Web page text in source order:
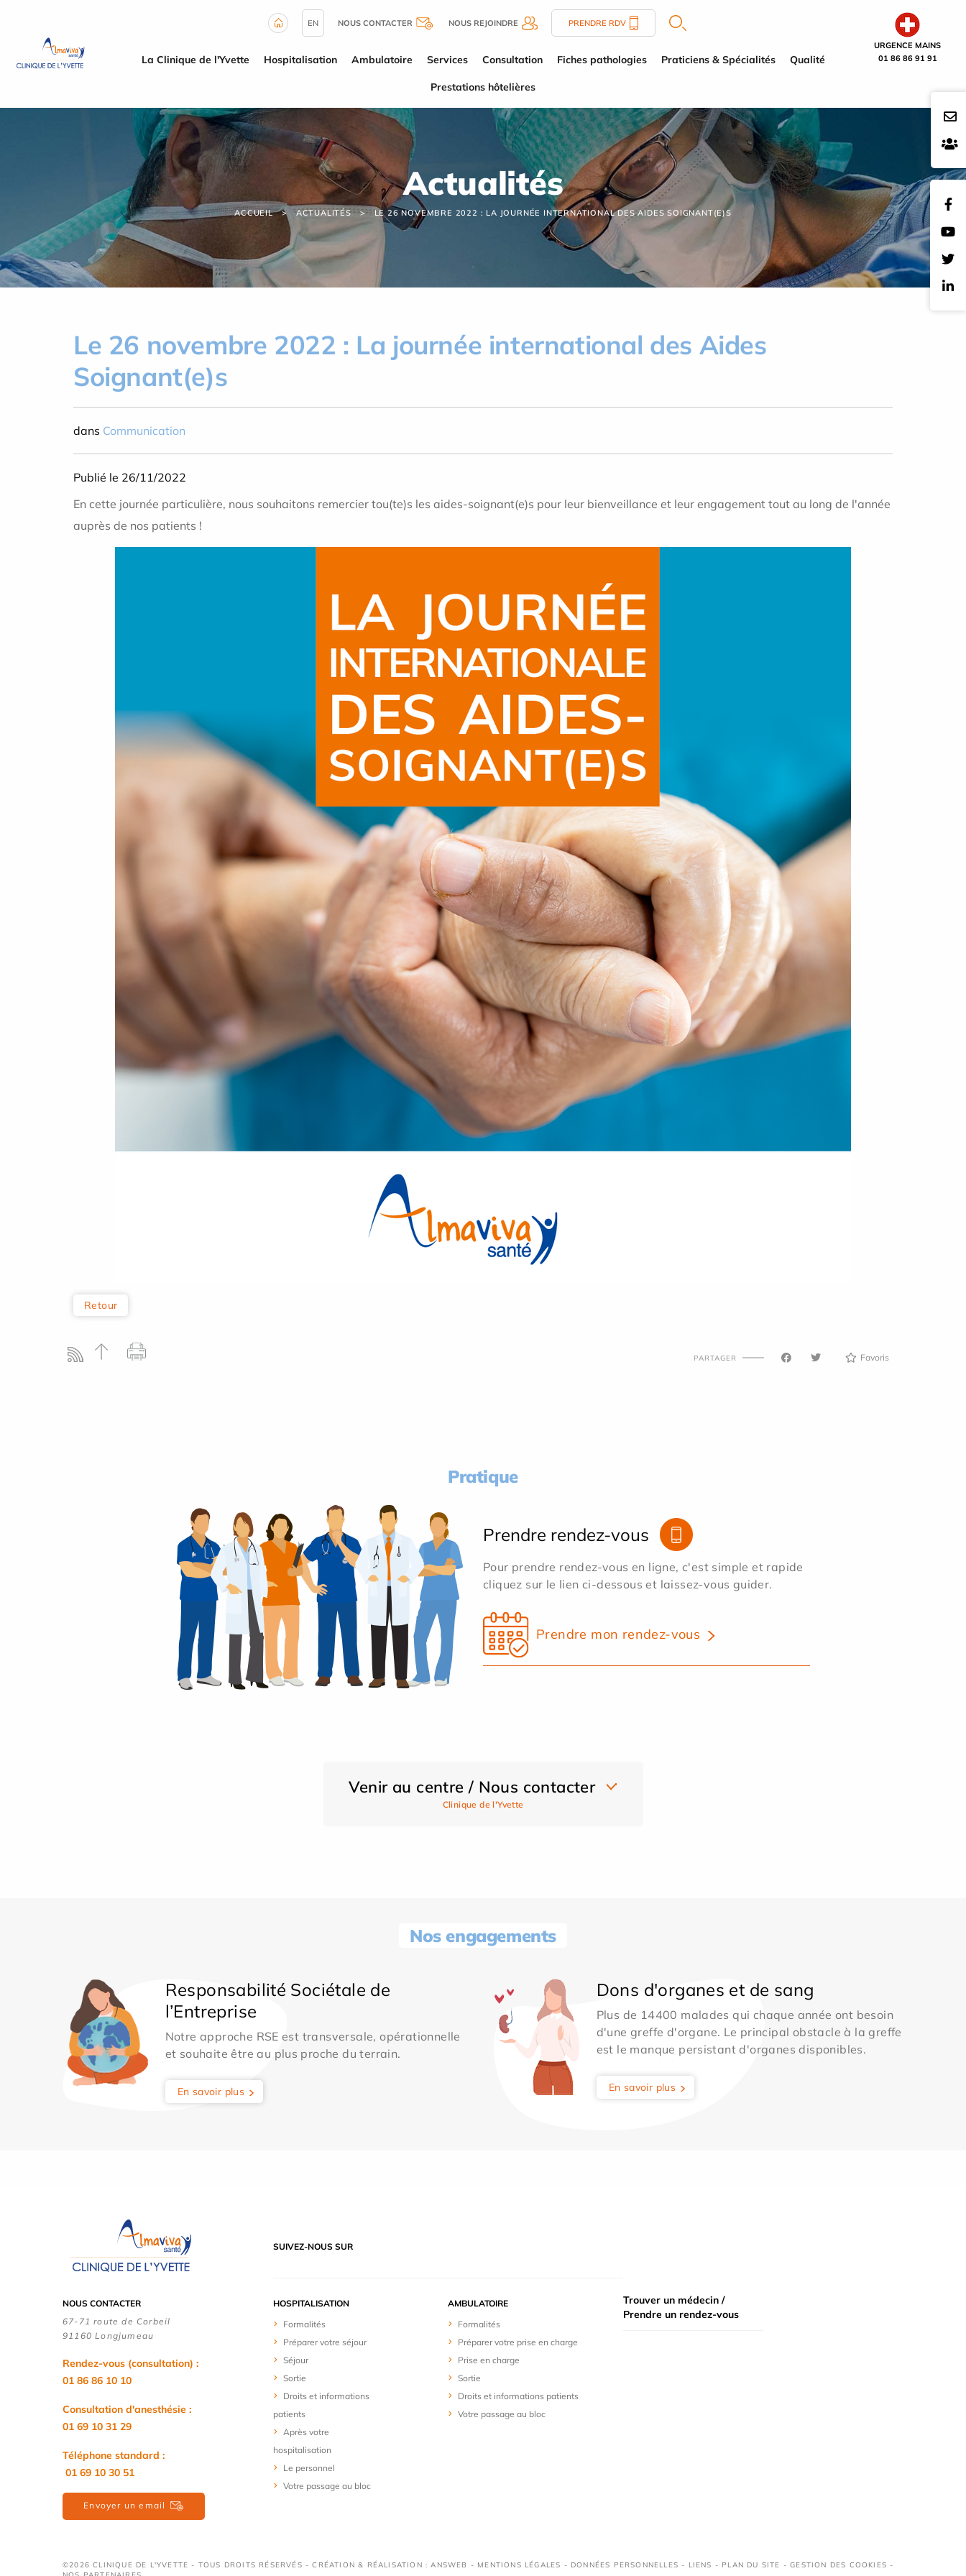
URGENCE MAINS
01 86 86 91 91
EN NOUS CONTACTER NOUS REJOINDRE PRENDRE RDV
La Clinique de l'Yvette Hospitalisation Ambulatoire Services Consultation Fiches pathologies Praticiens & Spécialités Qualité
Prestations hôtelières
Actualités
ACCUEIL ACTUALITÉS LE 26 NOVEMBRE 2022 : LA JOURNÉE INTERNATIONAL DES AIDES SOIGNANT(E)S
Le 26 novembre 2022 : La journée international des Aides
Soignant(e)s
dans Communication
Publié le 26/11/2022
En cette journée particulière, nous souhaitons remercier tou(te)s les aides-soignant(e)s pour leur bienveillance et leur engagement tout au long de l'année
auprès de nos patients !
Retour
PARTAGER Favoris
Pratique
Prendre rendez-vous
Pour prendre rendez-vous en ligne, c'est simple et rapide
cliquez sur le lien ci-dessous et laissez-vous guider.
Prendre mon rendez-vous
Venir au centre / Nous contacter
Clinique de l'Yvette
Nos engagements
Responsabilité Sociétale de
l’Entreprise
Notre approche RSE est transversale, opérationnelle
et souhaite être au plus proche du terrain.
En savoir plus
Dons d'organes et de sang
Plus de 14400 malades qui chaque année ont besoin
d'une greffe d'organe. Le principal obstacle à la greffe
est le manque persistant d'organes disponibles.
En savoir plus
SUIVEZ-NOUS SUR
NOUS CONTACTER
67-71 route de Corbeil
91160 Longjumeau
Rendez-vous (consultation) :
01 86 86 10 10
Consultation d'anesthésie :
01 69 10 31 29
Téléphone standard :
01 69 10 30 51
Envoyer un email
HOSPITALISATION
Formalités
Préparer votre séjour
Séjour
Sortie
Droits et informations
patients
Après votre
hospitalisation
Le personnel
Votre passage au bloc
AMBULATOIRE
Formalités
Préparer votre prise en charge
Prise en charge
Sortie
Droits et informations patients
Votre passage au bloc
Trouver un médecin /
Prendre un rendez-vous
©2026 CLINIQUE DE L'YVETTE - TOUS DROITS RÉSERVÉS - CRÉATION & RÉALISATION : ANSWEB - MENTIONS LÉGALES - DONNÉES PERSONNELLES - LIENS - PLAN DU SITE -GESTION DES COOKIES -